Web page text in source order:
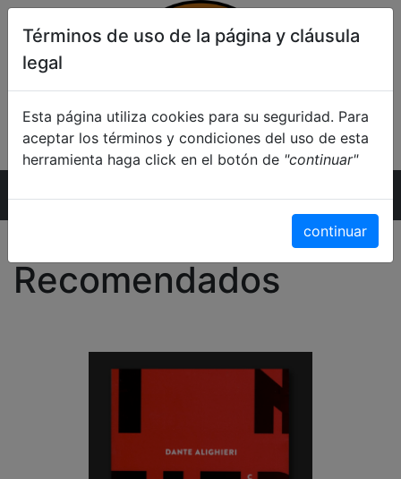
Inicio
Recomendados
Términos de uso de la página y cláusula
legal
Esta página utiliza cookies para su seguridad. Para
aceptar los términos y condiciones del uso de esta
herramienta haga click en el botón de "continuar"
continuar